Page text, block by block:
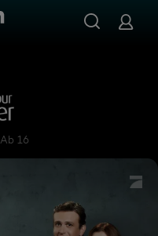
I Met Your Mother
Ab 16